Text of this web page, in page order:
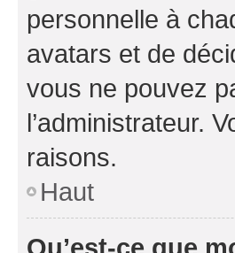
personnelle à
avatars et de
vous ne pouvez
l’administrateur.
raisons.
Haut